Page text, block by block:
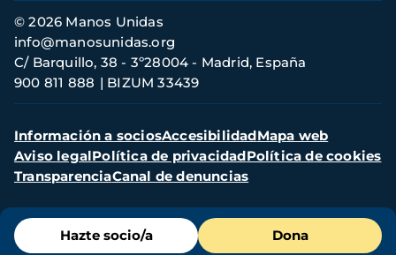
Menú
de
Hazte socio/a Dona
Información
de
contacto
© 2026 Manos Unidas
C/ Barquillo, 38 - 3º28004 - Madrid, España
900 811 888
BIZUM 33439
info@manosunidas.org
Menú
secundario
Información a sociosAccesibilidadMapa web
Aviso legalPolítica de privacidadPolítica de cookies
TransparenciaCanal de denuncias